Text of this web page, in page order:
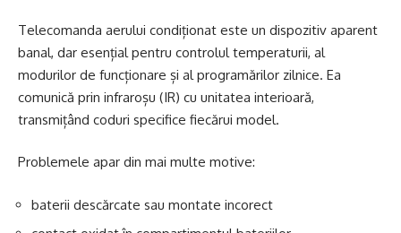
Telecomanda aerului condiționat este un dispozitiv aparent
banal, dar esențial pentru controlul temperaturii, al
modurilor de funcționare și al programărilor zilnice. Ea
comunică prin infraroșu (IR) cu unitatea interioară,
transmițând coduri specifice fiecărui model.
Problemele apar din mai multe motive:
baterii descărcate sau montate incorect